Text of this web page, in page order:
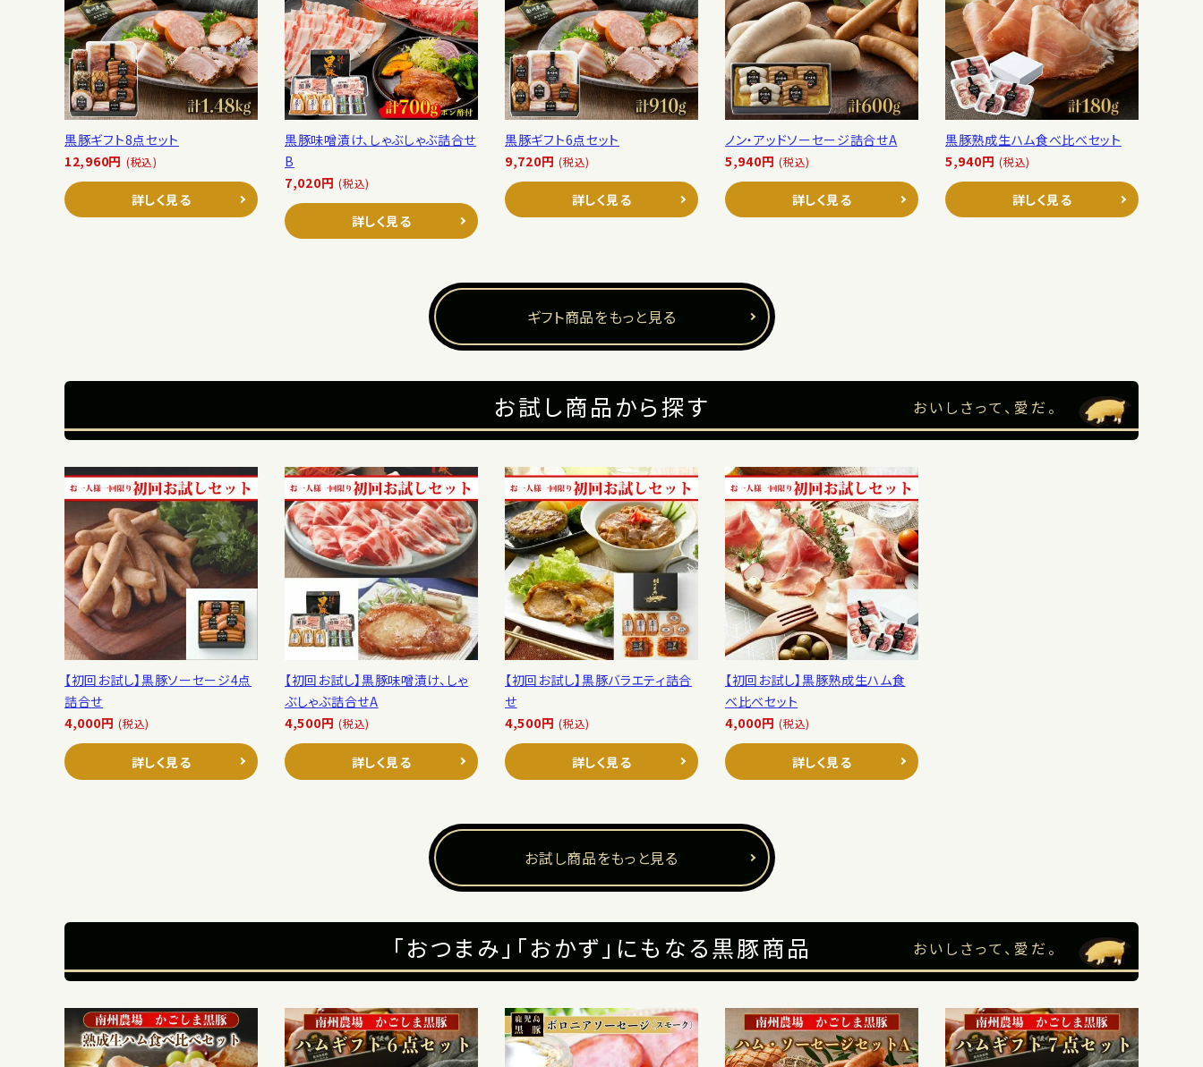
黒豚ギフト8点セット
12,960円 (税込)
詳しく見る
黒豚味噌漬け、しゃぶしゃぶ詰合せ
B
7,020円 (税込)
詳しく見る
黒豚ギフト6点セット
9,720円 (税込)
詳しく見る
ノン・アッドソーセージ詰合せA
5,940円 (税込)
詳しく見る
黒豚熟成生ハム食べ比べセット
5,940円 (税込)
詳しく見る
ギフト商品をもっと見る
お試し商品から探す おいしさって、愛だ。
【初回お試し】黒豚ソーセージ4点
詰合せ
4,000円 (税込)
詳しく見る
【初回お試し】黒豚味噌漬け、しゃ
ぶしゃぶ詰合せA
4,500円 (税込)
詳しく見る
【初回お試し】黒豚バラエティ詰合
せ
4,500円 (税込)
詳しく見る
【初回お試し】黒豚熟成生ハム食
べ比べセット
4,000円 (税込)
詳しく見る
お試し商品をもっと見る
「おつまみ」「おかず」にもなる黒豚商品 おいしさって、愛だ。